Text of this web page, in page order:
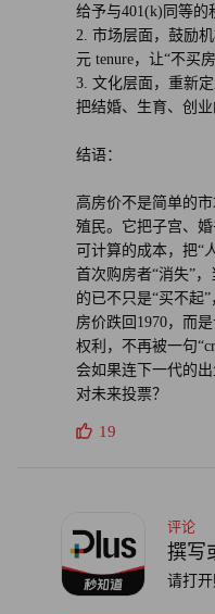
给予与401(k)同等的
2. 市场层面，鼓励
元 tenure，让“不买
3. 文化层面，重新定
把结婚、生育、创业
结语：
高房价不是简单的
殖民。它把子宫、
可计算的成本，把“
首次购房者“消失”
的已不只是“买不起
房价跌回1970，而
权利，不再被一句
会如果连下一代的
对未来投票？
19
评论
撰写
请打开